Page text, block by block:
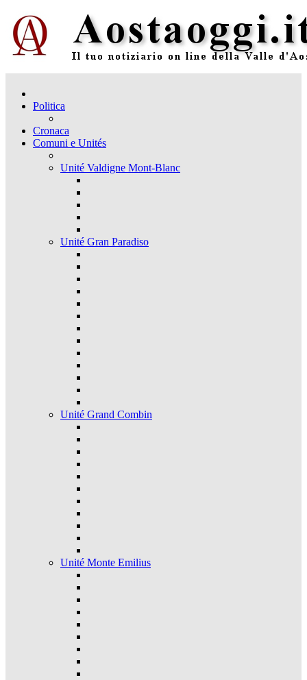
Politica
Cronaca
Comuni e Unités
Unité Valdigne Mont-Blanc
Unité Gran Paradiso
Unité Grand Combin
Unité Monte Emilius